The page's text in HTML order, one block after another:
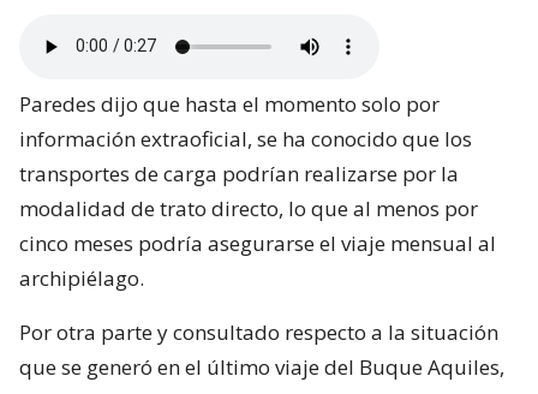
Paredes dijo que hasta el momento solo por
información extraoficial, se ha conocido que los
transportes de carga podrían realizarse por la
modalidad de trato directo, lo que al menos por
cinco meses podría asegurarse el viaje mensual al
archipiélago.
Por otra parte y consultado respecto a la situación
que se generó en el último viaje del Buque Aquiles,